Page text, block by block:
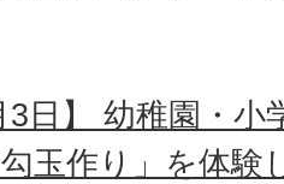
3日】 幼稚園・
玉作り」を体験